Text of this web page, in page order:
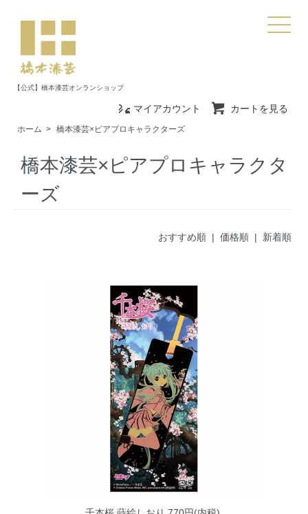
【公式】橋本漆芸オンランショップ
マイアカウント カートを見る
ホーム > 橋本漆芸×ピアプロキャラクターズ
橋本漆芸×ピアプロキャラクタ
ーズ
おすすめ順| 価格順 | 新着順